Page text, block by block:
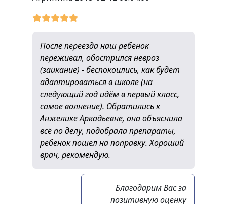
После переезда наш ребёнок
переживал, обострился невроз
(заикание) - беспокоились, как будет
адаптироваться в школе (на
следующий год идём в первый класс,
самое волнение). Обратились к
Анжелике Аркадьевне, она объяснила
всё по делу, подобрала препараты,
ребенок пошел на поправку. Хороший
врач, рекомендую.
Благодарим Вас за
позитивную оценку